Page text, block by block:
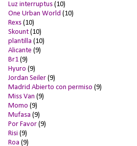
Luz interruptus (10)
One Urban World (10)
Rexs (10)
Skount (10)
plantilla (10)
Alicante (9)
Br1 (9)
Hyuro (9)
Jordan Seiler (9)
Madrid Abierto con permiso (9)
Miss Van (9)
Momo (9)
Mufasa (9)
Por Favor (9)
Risi (9)
Roa (9)